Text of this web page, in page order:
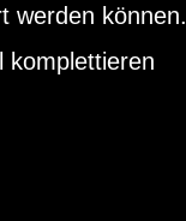
werden können.
komplettieren